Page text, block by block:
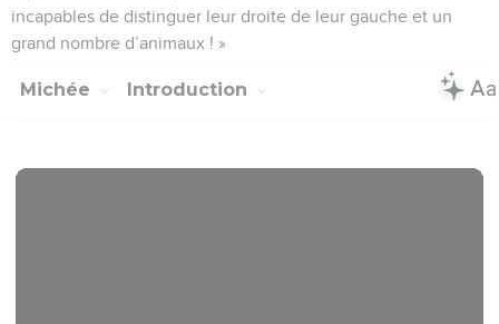
incapables de distinguer leur droite de leur gauche et un
grand nombre d’animaux ! »
Michée Introduction